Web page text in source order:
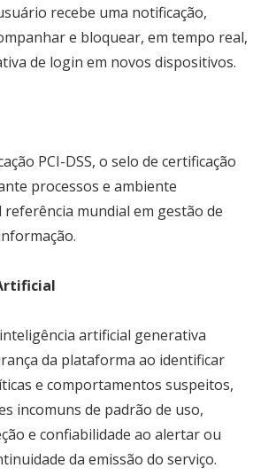
recebe uma notificação,
e bloquear, em tempo real,
de login em novos dispositivos.
PCI-DSS, o selo de certificação
processos e ambiente
mundial em gestão de
artificial generativa
da plataforma ao identificar
e comportamentos suspeitos,
incomuns de padrão de uso,
e confiabilidade ao alertar ou
da emissão do serviço.